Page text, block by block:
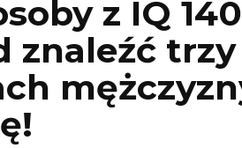
z IQ
znaleźć